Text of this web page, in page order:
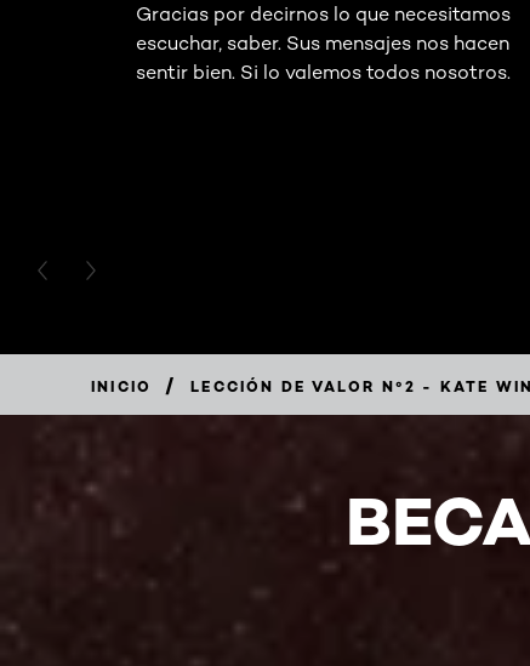
Gracias por decirnos lo que necesitamos
escuchar, saber. Sus mensajes nos hacen
sentir bien. Si lo valemos todos nosotros.
PREVIOUS CARD
NEXT CARD
INICIO / LECCIÓN DE VALOR N°2 - KATE